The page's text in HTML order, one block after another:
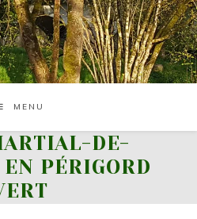
MENU
DE-
PÉRIGORD